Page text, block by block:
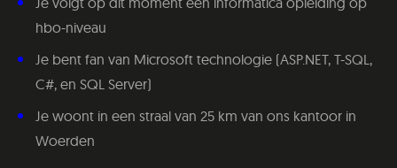
hbo-niveau
Je bent fan van Microsoft technologie (ASP.NET, T-SQL,
C#, en SQL Server)
Je woont in een straal van 25 km van ons kantoor in
Woerden